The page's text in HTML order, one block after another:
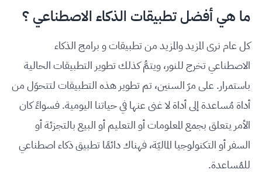
ما هي أفضل تطبيقات الذكاء الاصطناعي ؟
كل عام نرى المزيد والمزيد من تطبيقات و برامج الذكاء
الاصطناعي تخرج للنور، ويتمُّ كذلك تطوير التطبيقات الحالية
باستمرار. على مرّ السنين، تم تطوير هذه التطبيقات لتتحوَل من
أداة مُساعدة إلى أداة لا غنى عنها في حياتنا اليومية. فسواءً كان
الأمر يتعلق بجمع المعلومات أو التعليم أو البيع بالتجزئة أو
السفر أو التكنولوجيا الماليّة، فهناك دائمًا تطبيق ذكاء اصطناعي
للمُساعدة.